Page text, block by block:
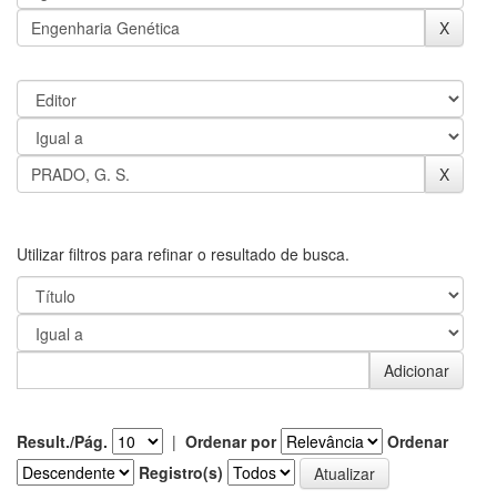
Utilizar filtros para refinar o resultado de busca.
Result./Pág. | Ordenar por
Ordenar
Registro(s)